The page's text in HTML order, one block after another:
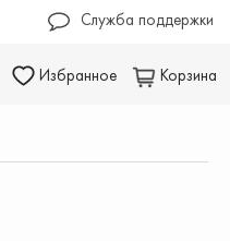
Служба поддержки
Избранное Корзина